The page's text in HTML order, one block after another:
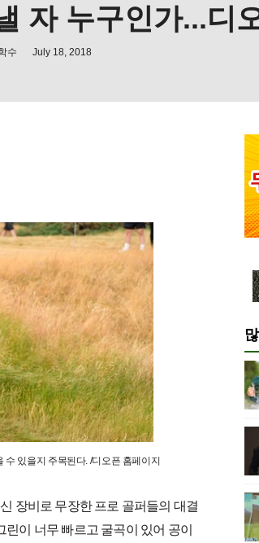
자 누구인가...디
수 July 18, 2018
수 있을지 주목된다. /디오픈 홈페이지
장비로 무장한 프로 골퍼들의 대결
이 너무 빠르고 굴곡이 있어 공이